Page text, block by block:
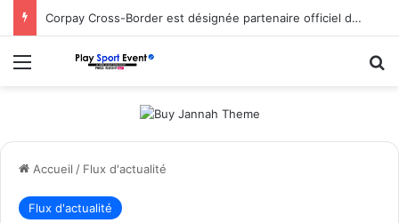
Corpay Cross-Border est désignée partenaire officiel de change d’Ultimate Sevens
Menu
Accueil / Flux d'actualité
Flux d'actualité